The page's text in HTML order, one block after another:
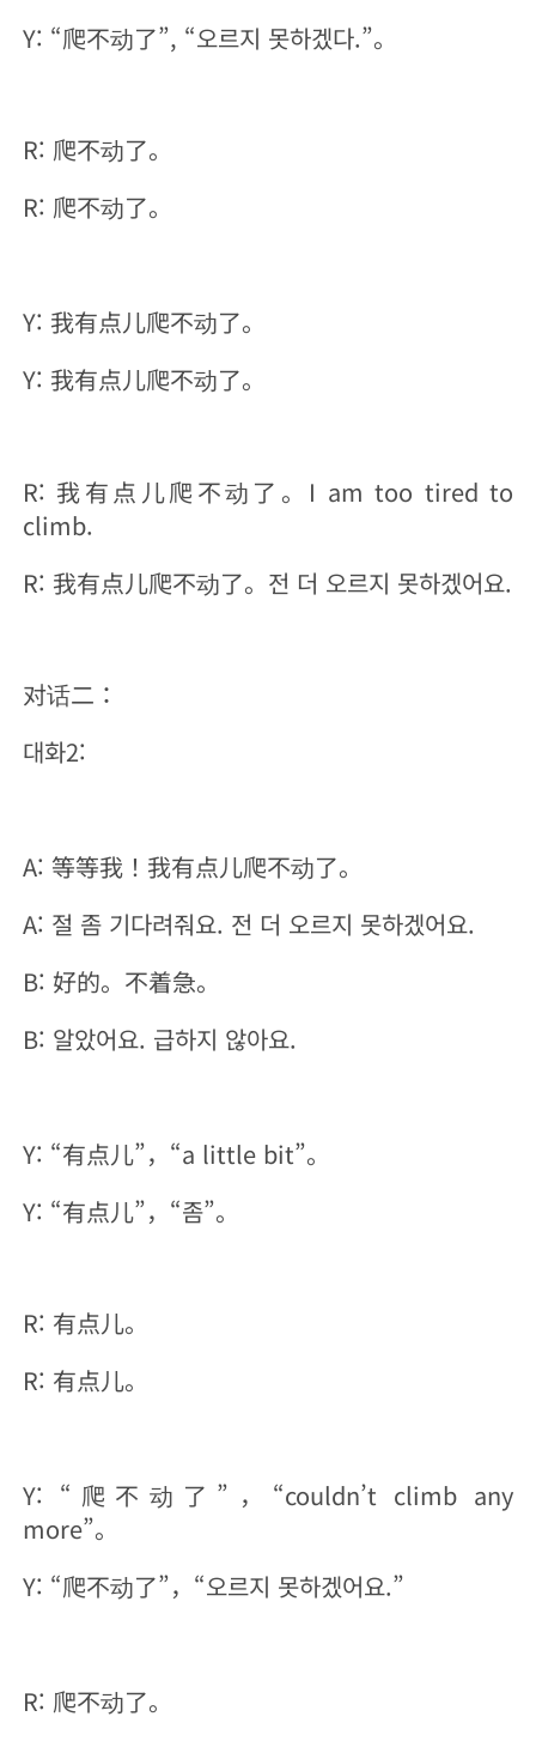
Y: “爬不动了”, “오르지 못하겠다.”。
R: 爬不动了。
R: 爬不动了。
Y: 我有点儿爬不动了。
Y: 我有点儿爬不动了。
R: 我有点儿爬不动了。I am too tired to
climb.
R: 我有点儿爬不动了。전 더 오르지 못하겠어요.
对话二：
대화2:
A: 等等我！我有点儿爬不动了。
A: 절 좀 기다려줘요. 전 더 오르지 못하겠어요.
B: 好的。不着急。
B: 알았어요. 급하지 않아요.
Y: “有点儿”，“a little bit”。
Y: “有点儿”，“좀”。
R: 有点儿。
R: 有点儿。
Y: “爬不动了”，“couldn’t climb any
more”。
Y: “爬不动了”，“오르지 못하겠어요.”
R: 爬不动了。